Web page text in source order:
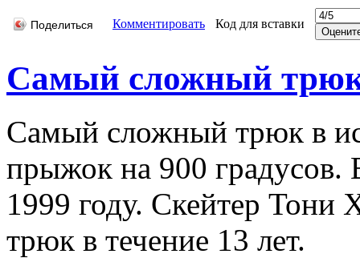
Поделиться Комментировать Код для вставки
Самый сложный трюк
Самый сложный трюк в
прыжок на 900
1999 году. Скейтер Тони
трюк в течение 13 лет.